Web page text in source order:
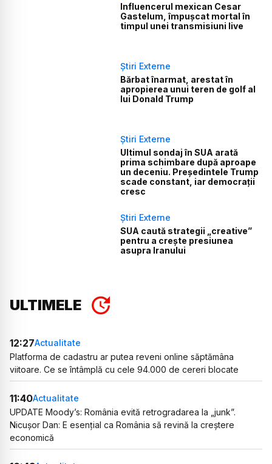
Influencerul mexican Cesar
Gastelum, împușcat mortal în
timpul unei transmisiuni live
Știri Externe
Bărbat înarmat, arestat în
apropierea unui teren de golf al
lui Donald Trump
Știri Externe
Ultimul sondaj în SUA arată
prima schimbare după aproape
un deceniu. Președintele Trump
scade constant, iar democrații
cresc
Știri Externe
SUA caută strategii „creative”
pentru a crește presiunea
asupra Iranului
ULTIMELE
12:27Actualitate
Platforma de cadastru ar putea reveni online săptămâna
viitoare. Ce se întâmplă cu cele 94.000 de cereri blocate
11:40Actualitate
UPDATE Moody’s: România evită retrogradarea la „junk”.
Nicușor Dan: E esențial ca România să revină la creștere
economică